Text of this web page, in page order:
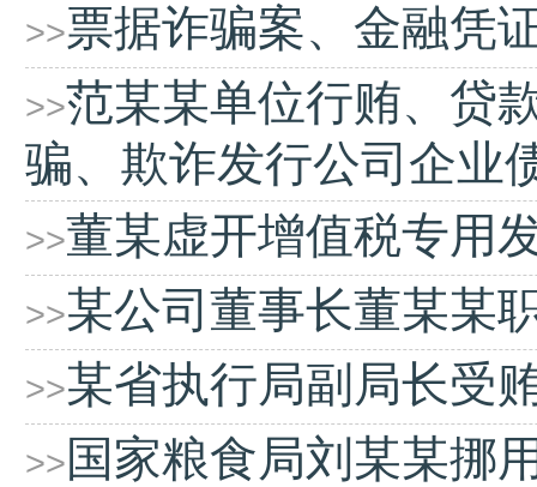
>>票据诈骗案、金融凭
>>范某某单位行贿、贷
骗、欺诈发行公司企业
>>董某虚开增值税专用
>>某公司董事长董某某
>>某省执行局副局长受
>> 国家粮食局刘某某挪